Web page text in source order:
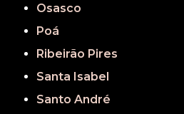
Osasco
Poá
Ribeirão Pires
Santa Isabel
Santo André